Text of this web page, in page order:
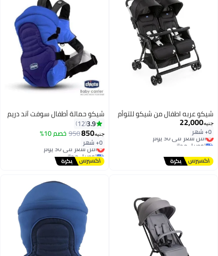
شيكو عربه اطفال من شيكو للتوأم
جنيه22,000
0+ شهر أقل سعر في 30 يوم
توصيل مجاني
أقل سعر في 30 يوم
شيكو حمالة أطفال سوفت آند دريم
3.9
12
جنيه850
950 خصم 10%
0+ شهر أقل سعر في 30 يوم
توصيل مجاني
أقل سعر في 30 يوم